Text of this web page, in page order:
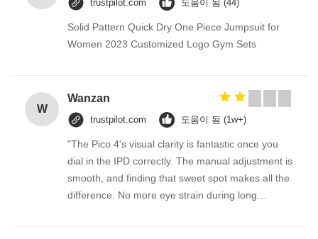
trustpilot.com 도움이 됨 (44)
Solid Pattern Quick Dry One Piece Jumpsuit for
Women 2023 Customized Logo Gym Sets
W
Wanzan
trustpilot.com 도움이 됨 (1w+)
"The Pico 4's visual clarity is fantastic once you
dial in the IPD correctly. The manual adjustment is
smooth, and finding that sweet spot makes all the
difference. No more eye strain during long